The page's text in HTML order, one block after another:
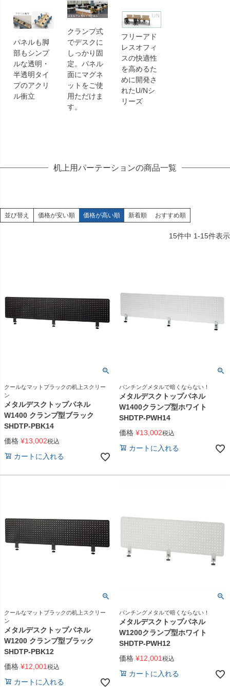
パネルも脚
部もシンプ
ルな透明・
半透明タイ
プのアクリ
ル衝立
クランプ式
でデスクに
しっかり固
定。パネル
面にマグネ
ットをご使
用ただけま
す。
フリーアド
レスオフィ
スの快適性
を高めるた
めに開発さ
れたU/Nシ
リーズ
机上用パーテーションの商品一覧
並び替え 価格が安い順 価格が高い順 新着順 おすすめ順
15件中 1-15件表示
クールなマットブラックの机上スクリー
ン
メタルデスクトップパネル
W1400 クランプ型ブラック
SHDTP-PBK14
価格 ¥13,002税込
カートに入れる
パンチングメタルで暗くならない！
メタルデスクトップパネル
W1400クランプ型ホワイト
SHDTP-PWH14
価格 ¥13,002税込
カートに入れる
クールなマットブラックの机上スクリー
ン
メタルデスクトップパネル
W1200 クランプ型ブラック
SHDTP-PBK12
価格 ¥12,001税込
カートに入れる
パンチングメタルで暗くならない！
メタルデスクトップパネル
W1200クランプ型ホワイト
SHDTP-PWH12
価格 ¥12,001税込
カートに入れる